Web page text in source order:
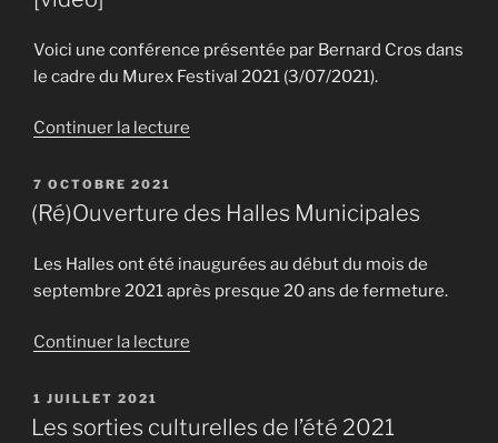
2022 »
Voici une conférence présentée par Bernard Cros dans
le cadre du Murex Festival 2021 (3/07/2021).
Continuer la lecture
fortifié
l’aire
toulonnaise
PUBLIÉ
LE
7 OCTOBRE 2021
(Ré)Ouverture des Halles Municipales
Les Halles ont été inaugurées au début du mois de
septembre 2021 après presque 20 ans de fermeture.
Continuer la lecture
Halles
PUBLIÉ
LE
1 JUILLET 2021
Les sorties culturelles de l’été 2021